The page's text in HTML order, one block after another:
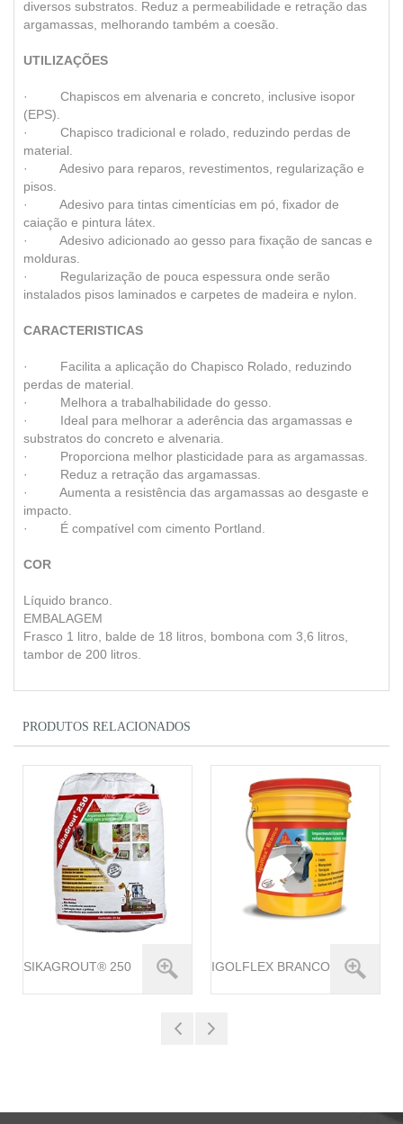
diversos substratos. Reduz a permeabilidade e retração das
argamassas, melhorando também a coesão.
UTILIZAÇÕES
· Chapiscos em alvenaria e concreto, inclusive isopor
(EPS).
· Chapisco tradicional e rolado, reduzindo perdas de
material.
· Adesivo para reparos, revestimentos, regularização e
pisos.
· Adesivo para tintas cimentícias em pó, fixador de
caiação e pintura látex.
· Adesivo adicionado ao gesso para fixação de sancas e
molduras.
· Regularização de pouca espessura onde serão
instalados pisos laminados e carpetes de madeira e nylon.
CARACTERISTICAS
· Facilita a aplicação do Chapisco Rolado, reduzindo
perdas de material.
· Melhora a trabalhabilidade do gesso.
· Ideal para melhorar a aderência das argamassas e
substratos do concreto e alvenaria.
· Proporciona melhor plasticidade para as argamassas.
· Reduz a retração das argamassas.
· Aumenta a resistência das argamassas ao desgaste e
impacto.
· É compatível com cimento Portland.
COR
Líquido branco.
EMBALAGEM
Frasco 1 litro, balde de 18 litros, bombona com 3,6 litros,
tambor de 200 litros.
PRODUTOS RELACIONADOS
SIKAGROUT® 250 IGOLFLEX BRANCO